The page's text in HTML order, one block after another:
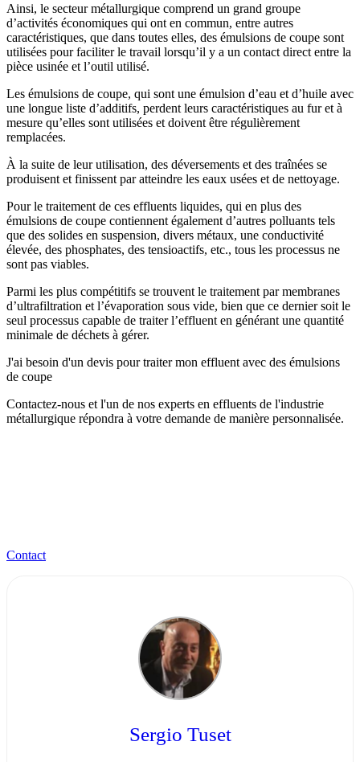
Ainsi, le secteur métallurgique comprend un grand groupe
d’activités économiques qui ont en commun, entre autres
caractéristiques, que dans toutes elles, des émulsions de coupe sont
utilisées pour faciliter le travail lorsqu’il y a un contact direct entre la
pièce usinée et l’outil utilisé.
Les émulsions de coupe, qui sont une émulsion d’eau et d’huile avec
une longue liste d’additifs, perdent leurs caractéristiques au fur et à
mesure qu’elles sont utilisées et doivent être régulièrement
remplacées.
À la suite de leur utilisation, des déversements et des traînées se
produisent et finissent par atteindre les eaux usées et de nettoyage.
Pour le traitement de ces effluents liquides, qui en plus des
émulsions de coupe contiennent également d’autres polluants tels
que des solides en suspension, divers métaux, une conductivité
élevée, des phosphates, des tensioactifs, etc., tous les processus ne
sont pas viables.
Parmi les plus compétitifs se trouvent le traitement par membranes
d’ultrafiltration et l’évaporation sous vide, bien que ce dernier soit le
seul processus capable de traiter l’effluent en générant une quantité
minimale de déchets à gérer.
J'ai besoin d'un devis pour traiter mon effluent avec des émulsions
de coupe
Contactez-nous et l'un de nos experts en effluents de l'industrie
métallurgique répondra à votre demande de manière personnalisée.
Contact
Sergio Tuset